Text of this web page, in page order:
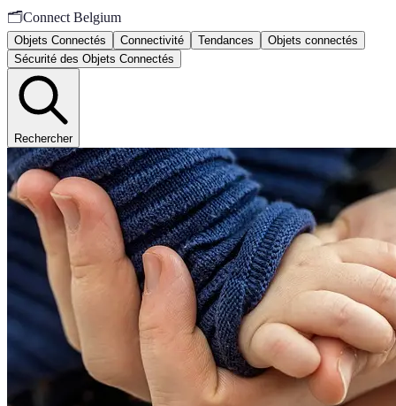
🗂️Connect Belgium
Objets Connectés Connectivité Tendances
Objets connectés
Sécurité des Objets Connectés
Rechercher